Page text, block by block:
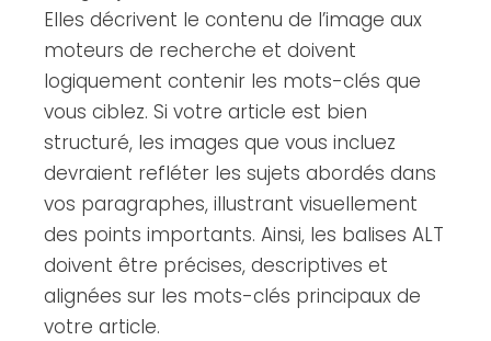
Elles décrivent le contenu de l’image aux
moteurs de recherche et doivent
logiquement contenir les mots-clés que
vous ciblez. Si votre article est bien
structuré, les images que vous incluez
devraient refléter les sujets abordés dans
vos paragraphes, illustrant visuellement
des points importants. Ainsi, les balises ALT
doivent être précises, descriptives et
alignées sur les mots-clés principaux de
votre article.